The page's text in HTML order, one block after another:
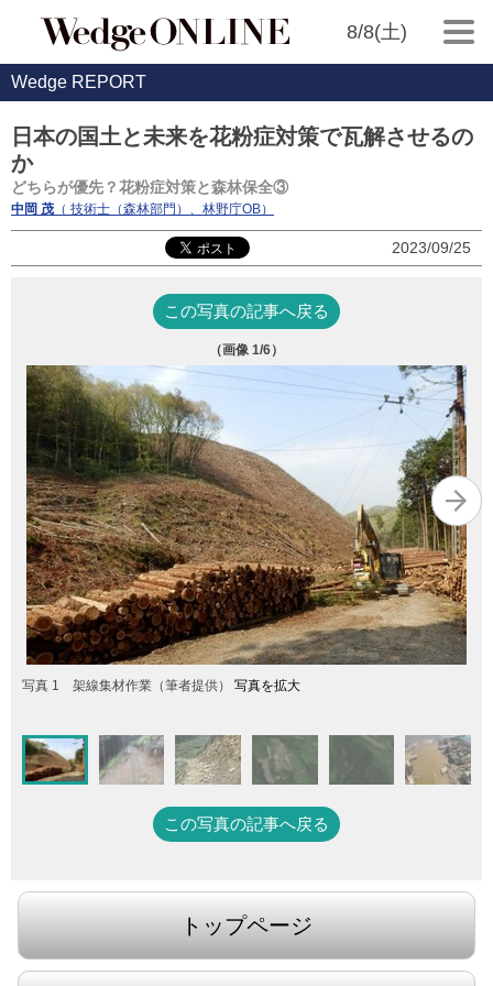
8/8(土)
Wedge REPORT
日本の国土と未来を花粉症対策で瓦解させるの
か
どちらが優先？花粉症対策と森林保全③
中岡 茂 （ 技術士（森林部門）、林野庁OB）
2023/09/25
この写真の記事へ戻る
（画像 1/6）
写真 1 架線集材作業（筆者提供） 写真を拡大
この写真の記事へ戻る
トップページ